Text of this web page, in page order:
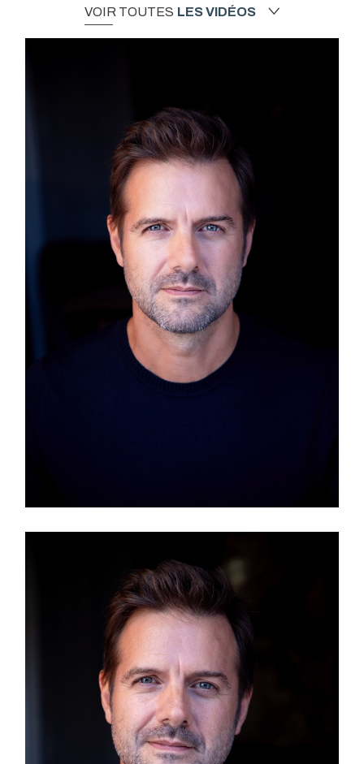
VOIR TOUTES LES VIDÉOS